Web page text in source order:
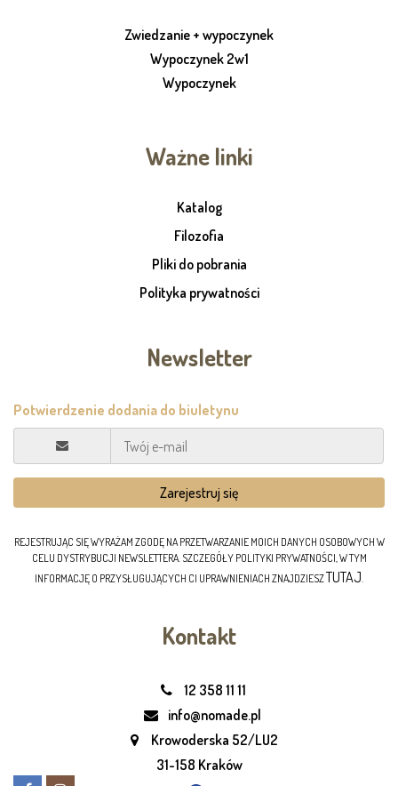
Zwiedzanie + wypoczynek
Wypoczynek 2w1
Wypoczynek
Ważne linki
Katalog
Filozofia
Pliki do pobrania
Polityka prywatności
Newsletter
REJESTRUJĄC SIĘ WYRAŻAM ZGODĘ NA PRZETWARZANIE MOICH DANYCH OSOBOWYCH W
CELU DYSTRYBUCJI NEWSLETTERA. SZCZEGÓŁY POLITYKI PRYWATNOŚCI, W TYM
INFORMACJĘ O PRZYSŁUGUJĄCYCH CI UPRAWNIENIACH ZNAJDZIESZTUTAJ.
Kontakt
12 358 11 11
info@nomade.pl
Krowoderska 52/LU2
31-158 Kraków